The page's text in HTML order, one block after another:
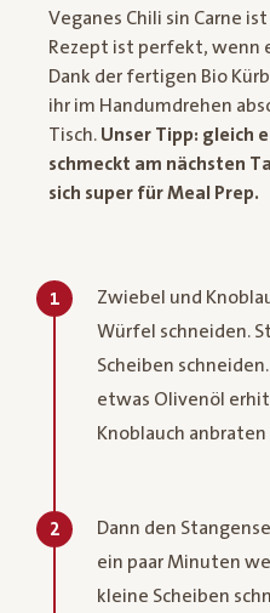
Veganes Chili sin Carne
Rezept ist perfekt, wenn
Dank der fertigen Bio
ihr im Handumdrehen
Tisch. Unser Tipp: gleich
schmeckt am nächsten
sich super für Meal Prep.
1
Zwiebel und
Würfel schneiden.
Scheiben
etwas Olivenöl
Knoblauch
2
Dann den
ein paar Minuten
kleine Scheiben